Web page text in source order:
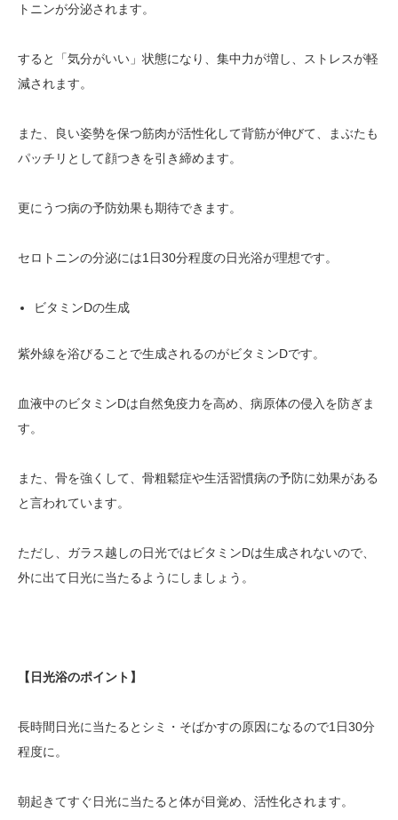
トニンが分泌されます。
すると「気分がいい」状態になり、集中力が増し、ストレスが軽
減されます。
また、良い姿勢を保つ筋肉が活性化して背筋が伸びて、まぶたも
パッチリとして顔つきを引き締めます。
更にうつ病の予防効果も期待できます。
セロトニンの分泌には1日30分程度の日光浴が理想です。
ビタミンDの生成
紫外線を浴びることで生成されるのがビタミンDです。
血液中のビタミンDは自然免疫力を高め、病原体の侵入を防ぎま
す。
また、骨を強くして、骨粗鬆症や生活習慣病の予防に効果がある
と言われています。
ただし、ガラス越しの日光ではビタミンDは生成されないので、
外に出て日光に当たるようにしましょう。
【日光浴のポイント】
長時間日光に当たるとシミ・そばかすの原因になるので1日30分
程度に。
朝起きてすぐ日光に当たると体が目覚め、活性化されます。